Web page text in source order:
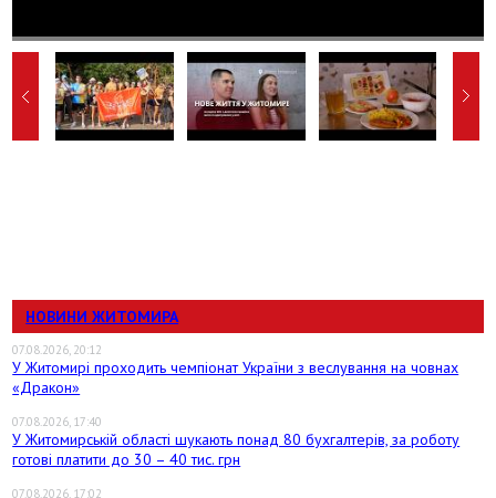
НОВИНИ ЖИТОМИРА
07.08.2026, 20:12
У Житомирі проходить чемпіонат України з веслування на човнах
«Дракон»
07.08.2026, 17:40
У Житомирській області шукають понад 80 бухгалтерів, за роботу
готові платити до 30 – 40 тис. грн
07.08.2026, 17:02